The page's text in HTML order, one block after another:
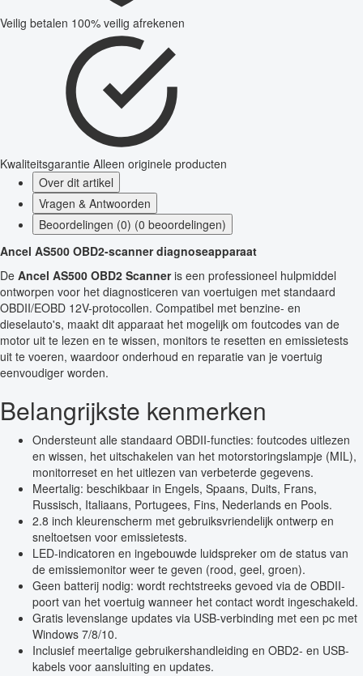
Veilig betalen 100% veilig afrekenen
Kwaliteitsgarantie Alleen originele producten
Over dit artikel
Vragen & Antwoorden
Beoordelingen (0) (0 beoordelingen)
Ancel AS500 OBD2-scanner diagnoseapparaat
De Ancel AS500 OBD2 Scanneris een professioneel hulpmiddel
ontworpen voor het diagnosticeren van voertuigen met standaard
OBDII/EOBD 12V-protocollen. Compatibel met benzine- en
dieselauto's, maakt dit apparaat het mogelijk om foutcodes van de
motor uit te lezen en te wissen, monitors te resetten en emissietests
uit te voeren, waardoor onderhoud en reparatie van je voertuig
eenvoudiger worden.
Belangrijkste kenmerken
Ondersteunt alle standaard OBDII-functies: foutcodes uitlezen
en wissen, het uitschakelen van het motorstoringslampje (MIL),
monitorreset en het uitlezen van verbeterde gegevens.
Meertalig: beschikbaar in Engels, Spaans, Duits, Frans,
Russisch, Italiaans, Portugees, Fins, Nederlands en Pools.
2.8 inch kleurenscherm met gebruiksvriendelijk ontwerp en
sneltoetsen voor emissietests.
LED-indicatoren en ingebouwde luidspreker om de status van
de emissiemonitor weer te geven (rood, geel, groen).
Geen batterij nodig: wordt rechtstreeks gevoed via de OBDII-
poort van het voertuig wanneer het contact wordt ingeschakeld.
Gratis levenslange updates via USB-verbinding met een pc met
Windows 7/8/10.
Inclusief meertalige gebruikershandleiding en OBD2- en USB-
kabels voor aansluiting en updates.